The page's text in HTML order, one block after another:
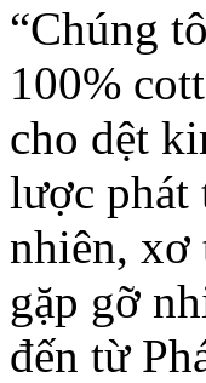
“Chúng
100%
cho dệt
lược phát
nhiên, xơ
gặp gỡ
đến từ